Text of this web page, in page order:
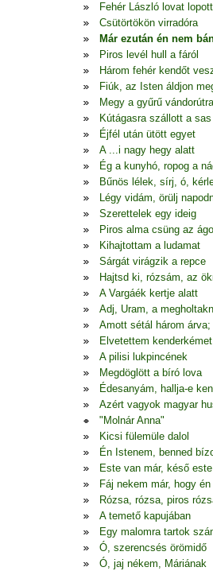
Fehér László lovat lopott
Csütörtökön virradóra
Már ezután én nem
Piros levél hull a fáról
Három fehér kendőt
Fiúk, az Isten áldjon
Megy a gyűrű vándorútra
Kútágasra szállott a sas
Éjfél után ütött egyet
A ...i nagy hegy alatt
Ég a kunyhó, ropog a
Bűnös lélek, sírj, ó,
Légy vidám, örülj
Szerettelek egy ideig
Piros alma csüng az
Kihajtottam a ludamat
Sárgát virágzik a repce
Hajtsd ki, rózsám, az
A Vargáék kertje alatt
Adj, Uram, a
Amott sétál három
Elvetettem kenderkémet
A pilisi lukpincének
Megdöglött a bíró lova
Édesanyám, hallja-e
Azért vagyok magyar
"Molnár Anna"
Kicsi fülemüle dalol
Én Istenem, benned
Este van már, késő este
Fáj nekem már, hogy
Rózsa, rózsa, piros
A temető kapujában
Egy malomra tartok
Ó, szerencsés örömidő
Ó, jaj nékem, Máriának